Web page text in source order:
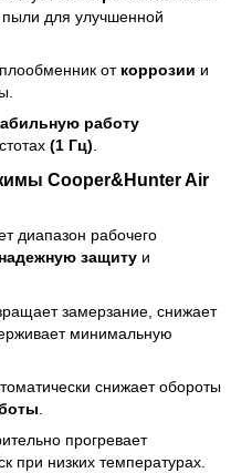
пыли для улучшенной
от коррозии и
работу
(1 Гц).
Cooper&Hunter Air
диапазон рабочего
надежную защиту и
замерзание, снижает
минимальную
снижает обороты
прогревает
при низких температурах.